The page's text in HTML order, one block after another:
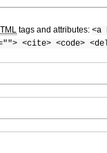
tags and attributes: <a
<cite> <code>